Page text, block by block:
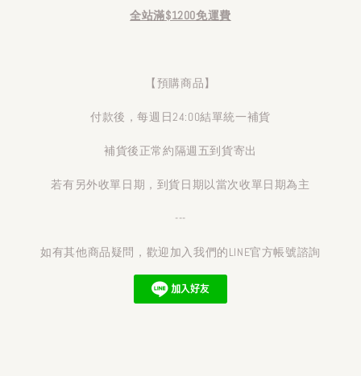
全站滿$1200免運費
【預購商品】
付款後，每週日24:00結單統一補貨
補貨後正常約隔週五到貨寄出
若有另外收單日期，到貨日期以當次收單日期為主
---
如有其他商品疑問，歡迎加入我們的LINE官方帳號諮詢